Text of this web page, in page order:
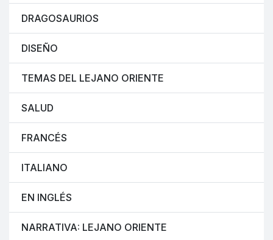
DRAGOSAURIOS
DISEÑO
TEMAS DEL LEJANO ORIENTE
SALUD
FRANCÉS
ITALIANO
EN INGLÉS
NARRATIVA: LEJANO ORIENTE